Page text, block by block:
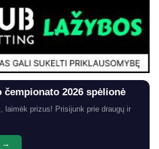
čempionato 2026 spėlionė
laimėk prizus! Prisijunk prie draugų ir
→